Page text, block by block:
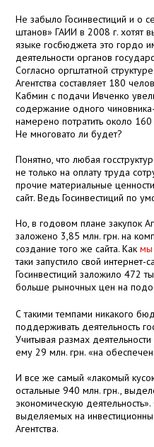
Не забыло Госинвестиций и о
штанов» ГАИИ в 2008 г. хотят
языке госбюджета это гордо
деятельности органов
Согласно оргштатной
Агентства составляет 180
Кабмин с подачи Ивченко
содержание одного
намерено потратить около 160
Не многовато ли будет?
Понятно, что любая
не только на оплату труда
прочие материальные
сайт. Ведь Госинвестиций по
Но, в годовом плане закупок
заложено 3,85 млн. грн. на
создание того же сайта. Какмы
таки запустило свой интернет-
Госинвестиций заложило 472
больше рыночных цен на
С такими темпами никакого
поддерживать деятельность
Учитывая размах
ему 29 млн. грн. «на
И все же самый «лакомый
остальные 940 млн. грн.,
экономическую
выделяемых на
Агентства.